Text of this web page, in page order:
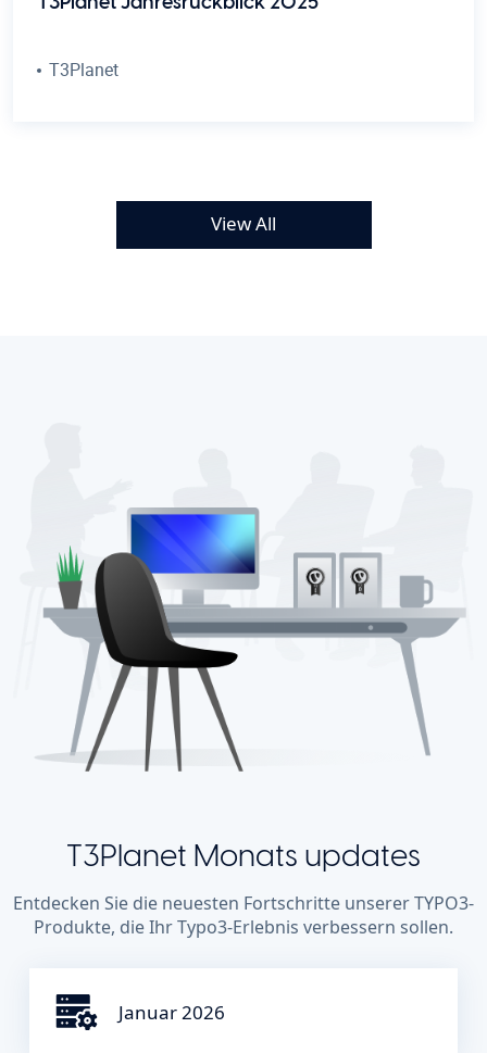
T3Planet
View All
T3Planet Monats updates
Entdecken Sie die neuesten Fortschritte unserer TYPO3-
Produkte, die Ihr Typo3-Erlebnis verbessern sollen.
Januar 2026